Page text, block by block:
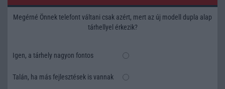
Megérné Önnek telefont váltani csak azért, mert az új modell dupla alap
tárhellyel érkezik?
Igen, a tárhely nagyon fontos
Talán, ha más fejlesztések is vannak